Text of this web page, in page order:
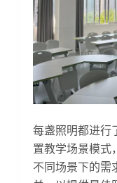
每盏照明都进行
置教学场景模式
不同场景下的需